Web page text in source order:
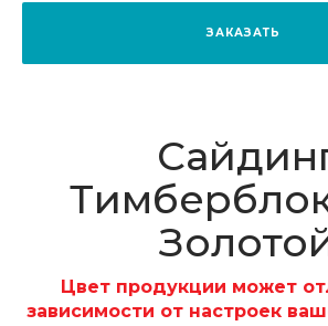
ЗАКАЗАТЬ
Цвет продукции может
зависимости от настроек